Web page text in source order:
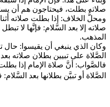
صلاته بطلت، فيحتاجون هم أن
ومحلُّ الخلاف: إذا بطلت صلاته
صلاته إلا بعد السَّلام: فإنَّها لا
المذهب.
وكان الذي ينبغي أن يقيسوا: حال
الصَّلاة على تبيين بطلان صلاته
فالصَّواب: أنَّ صلاة الإمام إذا
الصَّلاة أو تبيَّن بطلانها بعد